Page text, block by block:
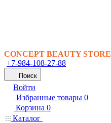
CONCEPT BEAUTY STORE
+7-984-108-27-88
Поиск
Войти
Избранные товары 0
Корзина 0
Каталог